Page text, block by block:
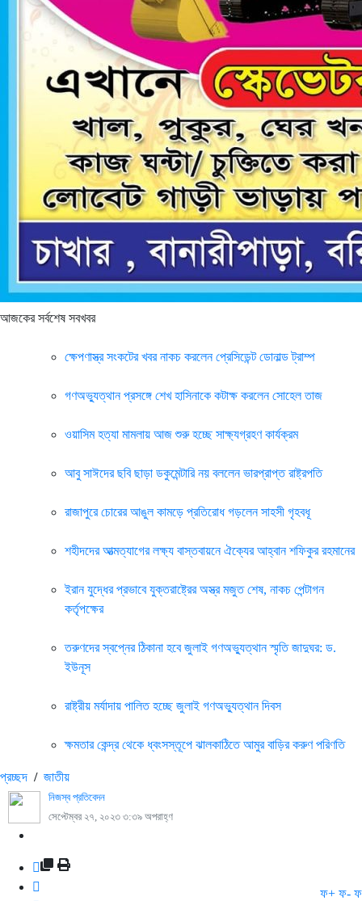
আজকের সর্বশেষ সবখবর
ক্ষেপণাস্ত্র সংকটের খবর নাকচ করলেন প্রেসিডেন্ট ডোনাল্ড ট্রাম্প
গণঅভ্যুত্থান প্রসঙ্গে শেখ হাসিনাকে কটাক্ষ করলেন সোহেল তাজ
ওয়াসিম হত্যা মামলায় আজ শুরু হচ্ছে সাক্ষ্যগ্রহণ কার্যক্রম
আবু সাঈদের ছবি ছাড়া ডকুমেন্টারি নয় বললেন ভারপ্রাপ্ত রাষ্ট্রপতি
রাজাপুরে চোরের আঙুল কামড়ে প্রতিরোধ গড়লেন সাহসী গৃহবধূ
শহীদদের আত্মত্যাগের লক্ষ্য বাস্তবায়নে ঐক্যের আহ্বান শফিকুর রহমানের
ইরান যুদ্ধের প্রভাবে যুক্তরাষ্ট্রের অস্ত্র মজুত শেষ, নাকচ পেন্টাগন
কর্তৃপক্ষের
তরুণদের স্বপ্নের ঠিকানা হবে জুলাই গণঅভ্যুত্থান স্মৃতি জাদুঘর: ড.
ইউনূস
রাষ্ট্রীয় মর্যাদায় পালিত হচ্ছে জুলাই গণঅভ্যুত্থান দিবস
ক্ষমতার কেন্দ্র থেকে ধ্বংসস্তূপে ঝালকাঠিতে আমুর বাড়ির করুণ পরিণতি
প্রচ্ছদ / জাতীয়
নিজস্ব প্রতিবেদন
সেপ্টেম্বর ২৭, ২০২৩ ৩:৩৯ অপরাহ্ণ
ফ+ ফ- ফ